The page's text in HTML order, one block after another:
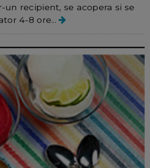
recipient, se acopera si se
4-8 ore...